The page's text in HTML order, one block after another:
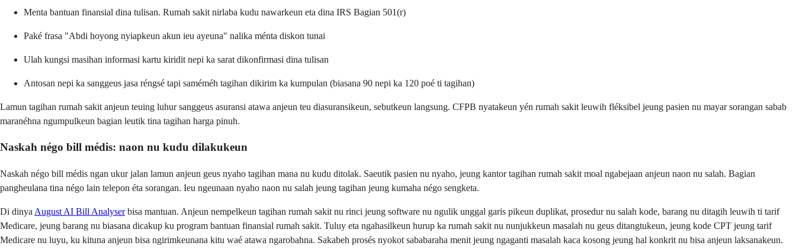
Menta bantuan finansial dina tulisan. Rumah sakit nirlaba kudu nawarkeun eta dina IRS Bagian 501(r)
Paké frasa "Abdi hoyong nyiapkeun akun ieu ayeuna" nalika ménta diskon tunai
Ulah kungsi masihan informasi kartu kiridit nepi ka sarat dikonfirmasi dina tulisan
Antosan nepi ka sanggeus jasa réngsé tapi saméméh tagihan dikirim ka kumpulan (biasana 90 nepi ka 120 poé ti tagihan)
Lamun tagihan rumah sakit anjeun teuing luhur sanggeus asuransi atawa anjeun teu diasuransikeun, sebutkeun langsung. CFPB nyatakeun yén rumah sakit leuwih fléksibel jeung pasien nu mayar sorangan sabab
maranéhna ngumpulkeun bagian leutik tina tagihan harga pinuh.
Naskah négo bill médis: naon nu kudu dilakukeun
Naskah négo bill médis ngan ukur jalan lamun anjeun geus nyaho tagihan mana nu kudu ditolak. Saeutik pasien nu nyaho, jeung kantor tagihan rumah sakit moal ngabejaan anjeun naon nu salah. Bagian
pangheulana tina négo lain telepon éta sorangan. Ieu ngeunaan nyaho naon nu salah jeung tagihan jeung kumaha négo sengketa.
Di dinya August AI Bill Analyserbisa mantuan. Anjeun nempelkeun tagihan rumah sakit nu rinci jeung software nu ngulik unggal garis pikeun duplikat, prosedur nu salah kode, barang nu ditagih leuwih ti tarif
Medicare, jeung barang nu biasana dicakup ku program bantuan finansial rumah sakit. Tuluy eta ngahasilkeun hurup ka rumah sakit nu nunjukkeun masalah nu geus ditangtukeun, jeung kode CPT jeung tarif
Medicare nu luyu, ku kituna anjeun bisa ngirimkeunana kitu waé atawa ngarobahna. Sakabeh prosés nyokot sababaraha menit jeung ngaganti masalah kaca kosong jeung hal konkrit nu bisa anjeun laksanakeun.